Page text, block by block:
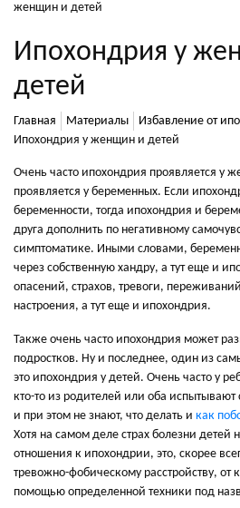
женщин и детей
Ипохондрия у
детей
Главная Материалы
Избавление от
Ипохондрия у женщин и детей
Очень часто ипохондрия проявляется у
проявляется у беременных. Если
беременности, тогда ипохондрия и
друга дополнить по негативному
симптоматике. Иными словами,
через собственную хандру, а тут еще и
опасений, страхов, тревоги,
настроения, а тут еще и ипохондрия.
Также очень часто ипохондрия может
подростков. Ну и последнее, один из
это ипохондрия у детей. Очень часто у
кто-то из родителей или оба испытывают
и при этом не знают, что делать и как
Хотя на самом деле страх болезни детей
отношения к ипохондрии, это, скорее
тревожно-фобическому расстройству, от
помощью определенной техники под